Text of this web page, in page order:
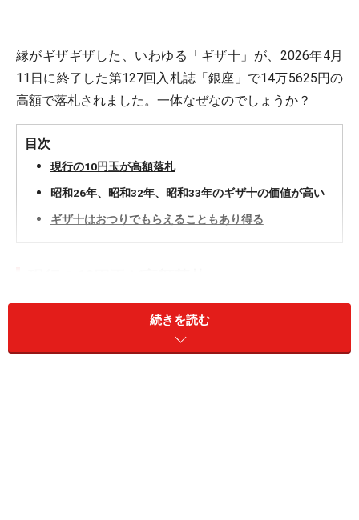
縁がギザギザした、いわゆる「ギザ十」が、2026年4月
11日に終了した第127回入札誌「銀座」で14万5625円の
高額で落札されました。一体なぜなのでしょうか？
目次
現行の10円玉が高額落札
昭和26年、昭和32年、昭和33年のギザ十の価値が高い
ギザ十はおつりでもらえることもあり得る
現行の10円玉には側面がギザギザしているものがありま
く昭和26年から昭和33年に発行されたものに見られま
続きを読む